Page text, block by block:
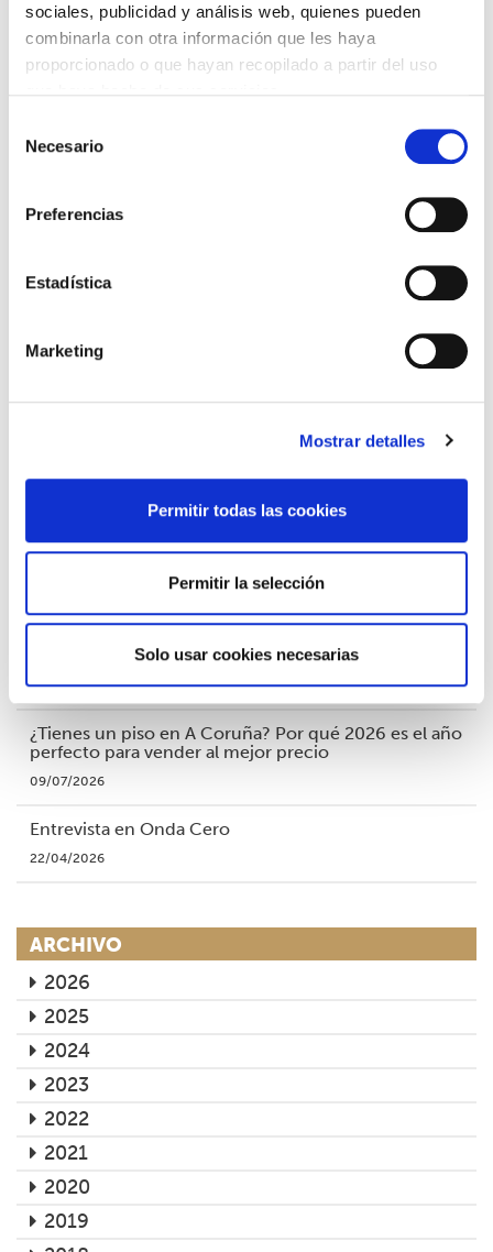
sociales, publicidad y análisis web, quienes pueden
combinarla con otra información que les haya
proporcionado o que hayan recopilado a partir del uso
Necesario
Preferencias
Estadística
Marketing
Mostrar detalles
Permitir todas las cookies
Permitir la selección
Solo usar cookies necesarias
Blog Pisos And Co. El mejor blog inmobiliario de
Coruña.
CATEGORÍAS
Hogar
Compraventa
mejorar la eficiencia energética.
02/04/2026
¿Tienes un piso en A Coruña? Por qué 2026 es el año
perfecto para vender al mejor precio
09/07/2026
Entrevista en Onda Cero
22/04/2026
ARCHIVO
2026
2025
2024
2023
2022
2021
2020
2019